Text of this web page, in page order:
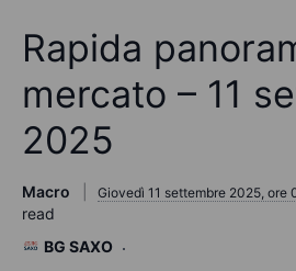
Rapida
mercato – 11
2025
Macro Giovedì 11 settembre 2025, ore
read
BG SAXO